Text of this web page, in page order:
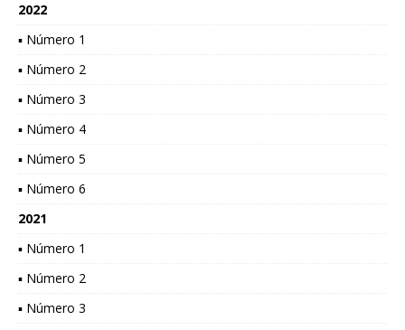
2022
▪ Número 1
▪ Número 2
▪ Número 3
▪ Número 4
▪ Número 5
▪ Número 6
2021
▪ Número 1
▪ Número 2
▪ Número 3